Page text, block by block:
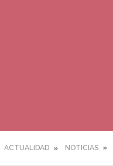
ACTUALIDAD NOTICIAS